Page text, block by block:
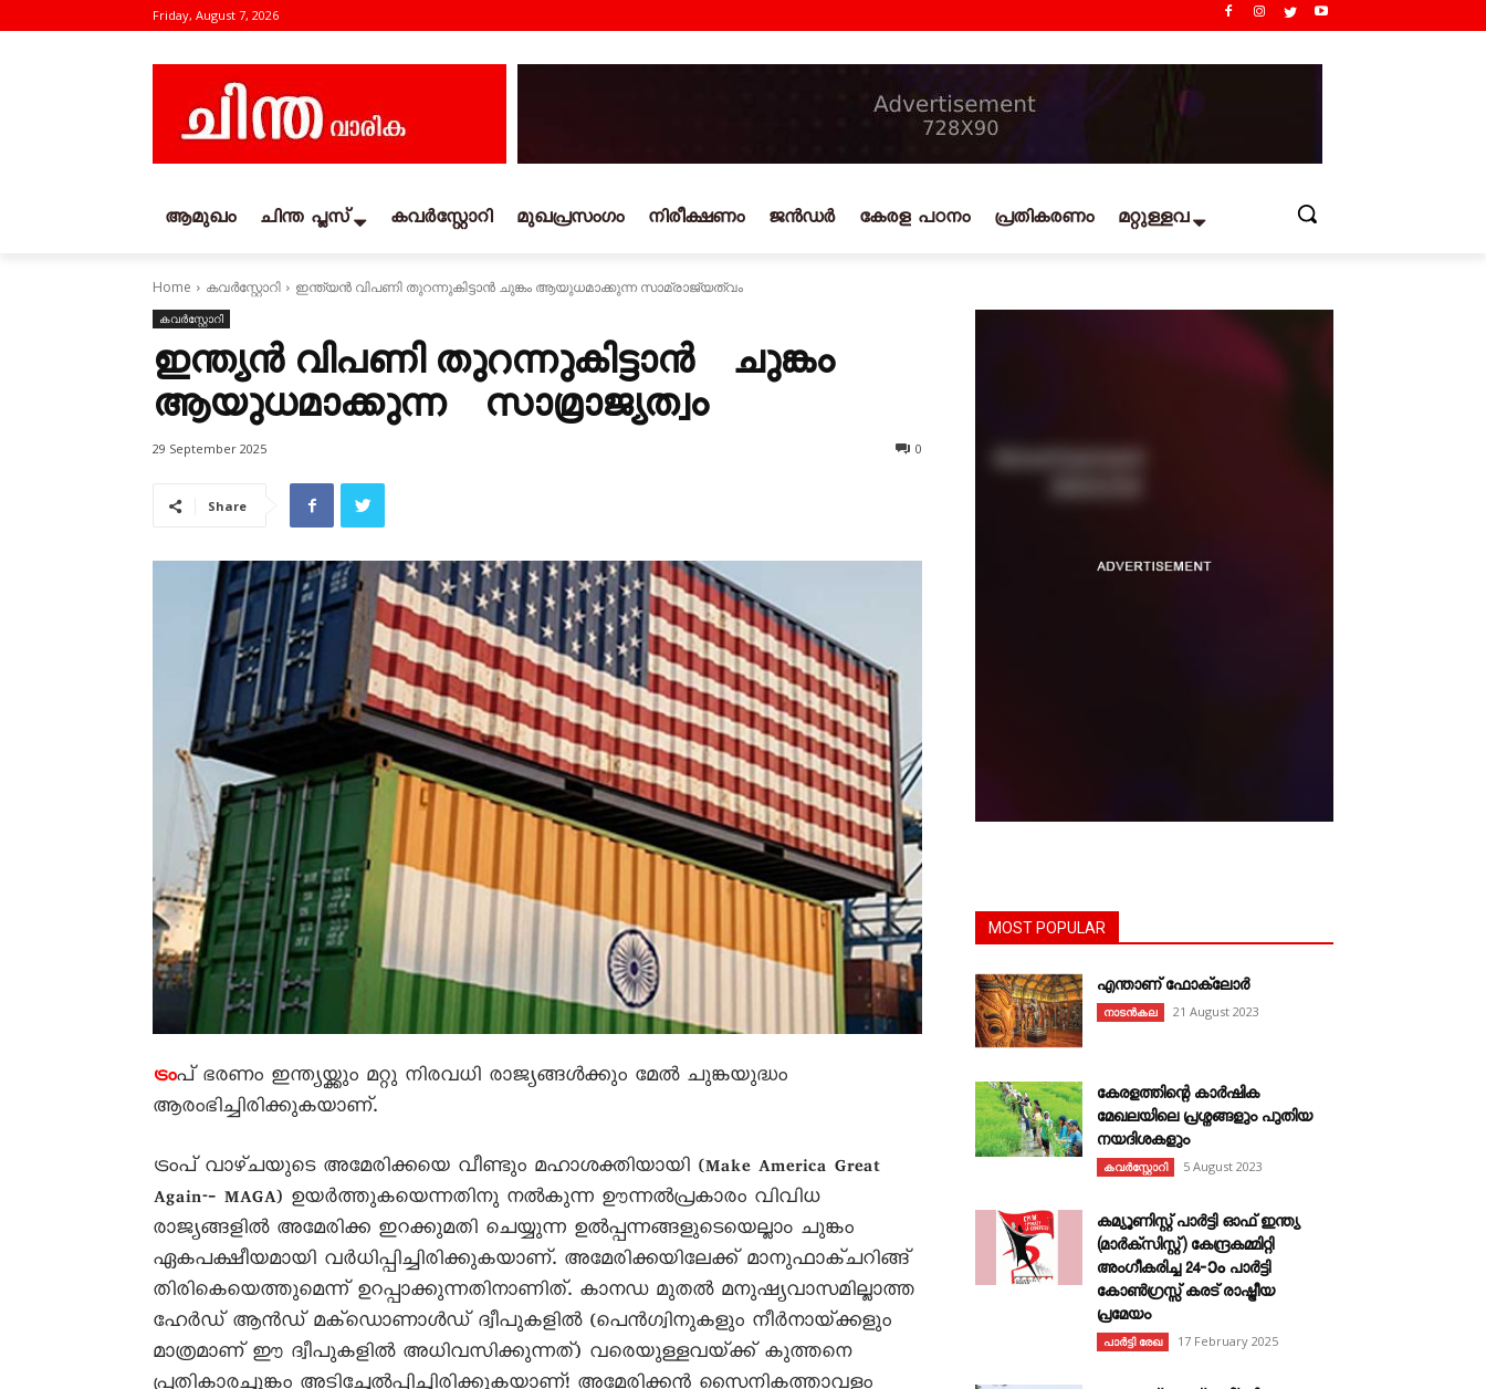
Friday, August 7, 2026
ആമുഖം ചിന്ത പ്ലസ് കവര്‍സ്റ്റോറി മുഖപ്രസംഗം നിരീക്ഷണം ജൻഡർ കേരള പഠനം പ്രതികരണം മറ്റുള്ളവ
Home കവര്‍സ്റ്റോറി ഇന്ത്യൻ വിപണി തുറന്നുകിട്ടാൻ ചുങ്കം ആയുധമാക്കുന്ന സാമ്രാജ്യത്വം
കവര്‍സ്റ്റോറി
ഇന്ത്യൻ വിപണി തുറന്നുകിട്ടാൻ ചുങ്കം
ആയുധമാക്കുന്ന സാമ്രാജ്യത്വം
29 September 2025 0
Share
ട്രംപ് ഭരണം ഇന്ത്യയ്ക്കും മറ്റു നിരവധി രാജ്യങ്ങൾക്കും മേൽ ചുങ്കയുദ്ധം
ആരംഭിച്ചിരിക്കുകയാണ്.
ട്രംപ്‌ വാഴ്‌ചയുടെ അമേരിക്കയെ വീണ്ടും മഹാശക്തിയായി (Make America Great
Again-‐ MAGA) ഉയർത്തുകയെന്നതിനു നൽകുന്ന ഊന്നൽപ്രകാരം വിവിധ
രാജ്യങ്ങളിൽ അമേരിക്ക ഇറക്കുമതി ചെയ്യുന്ന ഉൽപ്പന്നങ്ങളുടെയെല്ലാം ചുങ്കം
ഏകപക്ഷീയമായി വർധിപ്പിച്ചിരിക്കുകയാണ്‌. അമേരിക്കയിലേക്ക്‌ മാനുഫാക്‌ചറിങ്ങ്‌
തിരികെയെത്തുമെന്ന്‌ ഉറപ്പാക്കുന്നതിനാണിത്‌. കാനഡ മുതൽ മനുഷ്യവാസമില്ലാത്ത
ഹേർഡ്‌ ആൻഡ്‌ മക്‌ഡൊണാൾഡ്‌ ദ്വീപുകളിൽ (പെൻഗ്വിനുകളും നീർനായ്‌ക്കളും
മാത്രമാണ്‌ ഈ ദ്വീപുകളിൽ അധിവസിക്കുന്നത്‌) വരെയുള്ളവയ്‌ക്ക്‌ കുത്തനെ
MOST POPULAR
എന്താണ്‌ ഫോക്‌ലോർ
നാടൻകല 21 August 2023
കേരളത്തിന്റെ കാർഷിക
മേഖലയിലെ പ്രശ്നങ്ങളും പുതിയ
നയദിശകളും
കവര്‍സ്റ്റോറി 5 August 2023
കമ്യൂണിസ്റ്റ് പാർട്ടി ഓഫ് ഇന്ത്യ
(മാർക്സിസ്റ്റ്) കേന്ദ്രകമ്മിറ്റി
അംഗീകരിച്ച 24‐ാം പാർട്ടി
കോൺഗ്രസ്സ് കരട് രാഷ്ട്രീയ
പ്രമേയം
പാർട്ടി രേഖ 17 February 2025